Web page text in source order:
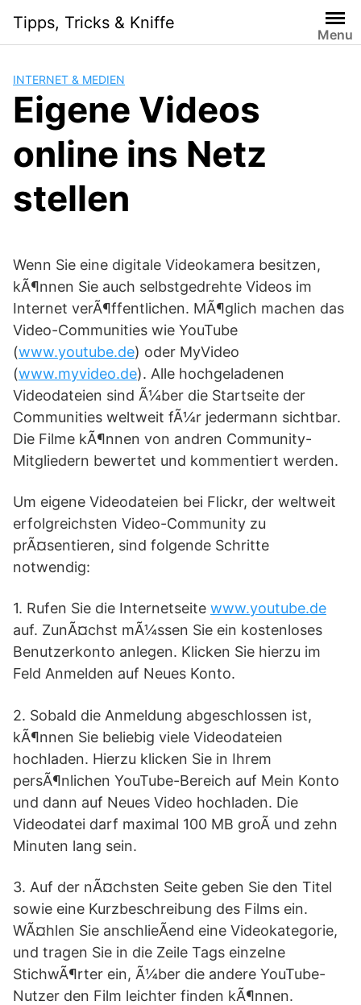
content
Tipps, Tricks & Kniffe
Menu
INTERNET & MEDIEN
Eigene Videos
online ins Netz
stellen
Wenn Sie eine digitale Videokamera besitzen,
kÃ¶nnen Sie auch selbstgedrehte Videos im
Internet verÃ¶ffentlichen. MÃ¶glich machen das
Video-Communities wie YouTube
(www.youtube.de) oder MyVideo
(www.myvideo.de). Alle hochgeladenen
Videodateien sind Ã¼ber die Startseite der
Communities weltweit fÃ¼r jedermann sichtbar.
Die Filme kÃ¶nnen von andren Community-
Mitgliedern bewertet und kommentiert werden.
Um eigene Videodateien bei Flickr, der weltweit
erfolgreichsten Video-Community zu
prÃ¤sentieren, sind folgende Schritte
notwendig:
1. Rufen Sie die Internetseite www.youtube.de
auf. ZunÃ¤chst mÃ¼ssen Sie ein kostenloses
Benutzerkonto anlegen. Klicken Sie hierzu im
Feld Anmelden auf Neues Konto.
2. Sobald die Anmeldung abgeschlossen ist,
kÃ¶nnen Sie beliebig viele Videodateien
hochladen. Hierzu klicken Sie in Ihrem
persÃ¶nlichen YouTube-Bereich auf Mein Konto
und dann auf Neues Video hochladen. Die
Videodatei darf maximal 100 MB groÃ und zehn
Minuten lang sein.
3. Auf der nÃ¤chsten Seite geben Sie den Titel
sowie eine Kurzbeschreibung des Films ein.
WÃ¤hlen Sie anschlieÃend eine Videokategorie,
und tragen Sie in die Zeile Tags einzelne
StichwÃ¶rter ein, Ã¼ber die andere YouTube-
Nutzer den Film leichter finden kÃ¶nnen.